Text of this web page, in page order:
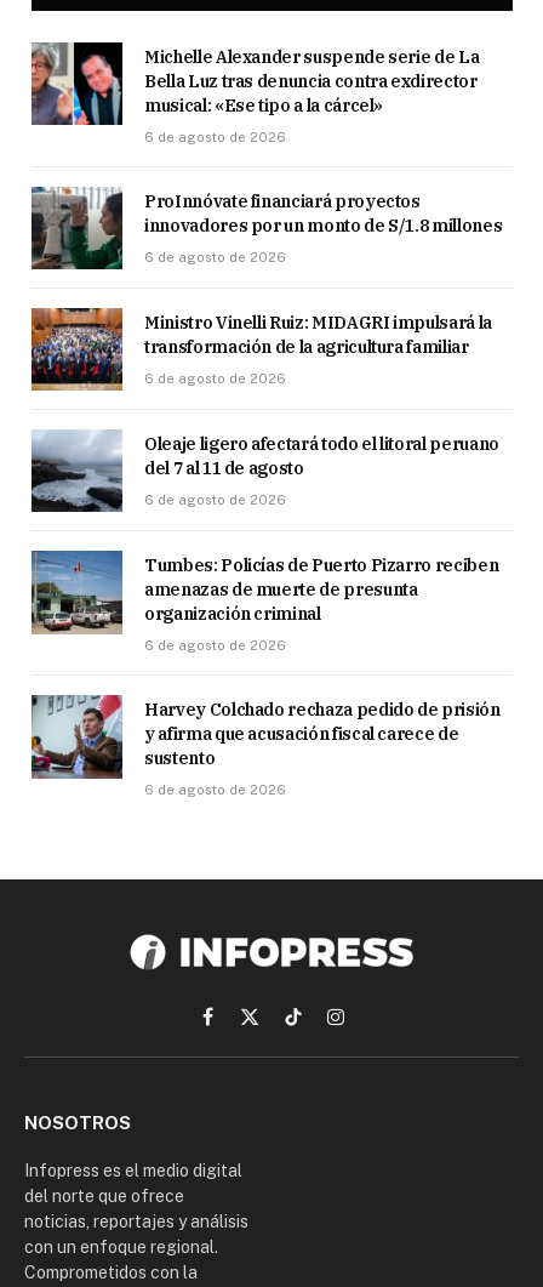
Michelle Alexander suspende serie de La
Bella Luz tras denuncia contra exdirector
musical: «Ese tipo a la cárcel»
6 de agosto de 2026
ProInnóvate financiará proyectos
innovadores por un monto de S/1.8 millones
6 de agosto de 2026
Ministro Vinelli Ruiz: MIDAGRI impulsará la
transformación de la agricultura familiar
6 de agosto de 2026
Oleaje ligero afectará todo el litoral peruano
del 7 al 11 de agosto
6 de agosto de 2026
Tumbes: Policías de Puerto Pizarro reciben
amenazas de muerte de presunta
organización criminal
6 de agosto de 2026
Harvey Colchado rechaza pedido de prisión
y afirma que acusación fiscal carece de
sustento
6 de agosto de 2026
Facebook
X
(Twitter)
TikTokInstagram
NOSOTROS
Infopress es el medio digital
del norte que ofrece
noticias, reportajes y análisis
con un enfoque regional.
Comprometidos con la